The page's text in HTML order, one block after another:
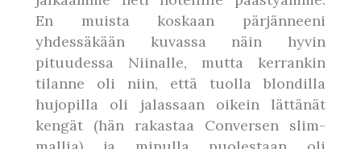
En muista koskaan pärjänneeni
yhdessäkään kuvassa näin hyvin
pituudessa Niinalle, mutta kerrankin
tilanne oli niin, että tuolla blondilla
hujopilla oli jalassaan oikein lättänät
kengät (hän rakastaa Conversen slim-